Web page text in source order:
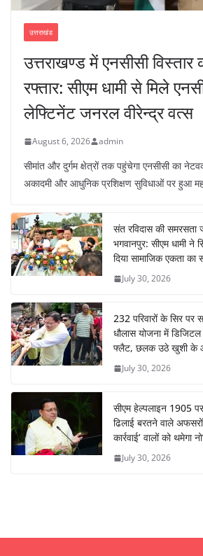
उत्तराखंड
उत्तराखण्ड में एनसीसी विस्तार
रफ्तार: सीएम धामी से मिले
लेफ्टिनेंट जनरल वीरेन्द्र वत्स
August 6, 2026 admin
सीमांत और दुर्गम क्षेत्रों तक पहुंचेगा एनसीसी का
अकादमी और आधुनिक प्रशिक्षण सुविधाओं पर हुआ
संत रविदास की
भगवानपुर: सीएम धामी ने
दिया सामाजिक एकता का
July 30, 2026
232 परिवारों के सिर पर
धौलास योजना में
फ्लैट, छलक उठे खुशी के
July 30, 2026
सीएम हेल्पलाइन 1905
ढिलाई बरतने वाले अफसरों
कार्रवाई’ वालों को थमेगा
July 30, 2026